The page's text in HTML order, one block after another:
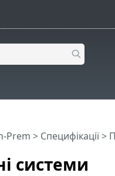
системи
Prem > Специфікації>